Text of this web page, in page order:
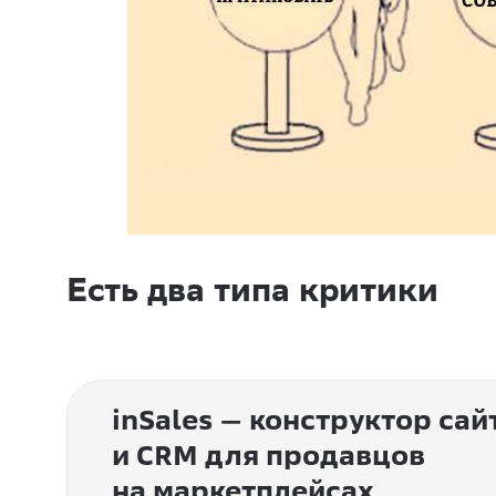
Есть два типа критики
inSales — конструктор
и CRM для продавцов